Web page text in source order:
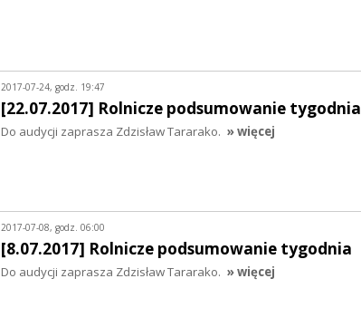
2017-07-24, godz. 19:47
[22.07.2017] Rolnicze podsumowanie tygodnia
Do audycji zaprasza Zdzisław Tararako. » więcej
2017-07-08, godz. 06:00
[8.07.2017] Rolnicze podsumowanie tygodnia
Do audycji zaprasza Zdzisław Tararako. » więcej